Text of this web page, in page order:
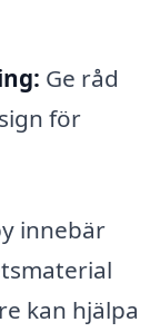
Ge råd
för
innebär
kan hjälpa